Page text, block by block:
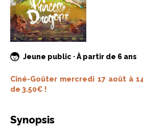
Jeune public · À partir de 6 ans
Ciné-Goûter mercredi 17 août à
de 3.50€ !
Synopsis